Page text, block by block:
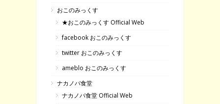
おこのみっくす
★おこのみっくす Official Web
facebook おこのみっくす
twitter おこのみっくす
ameblo おこのみっくす
ナカノバ食堂
ナカノバ食堂 Official Web